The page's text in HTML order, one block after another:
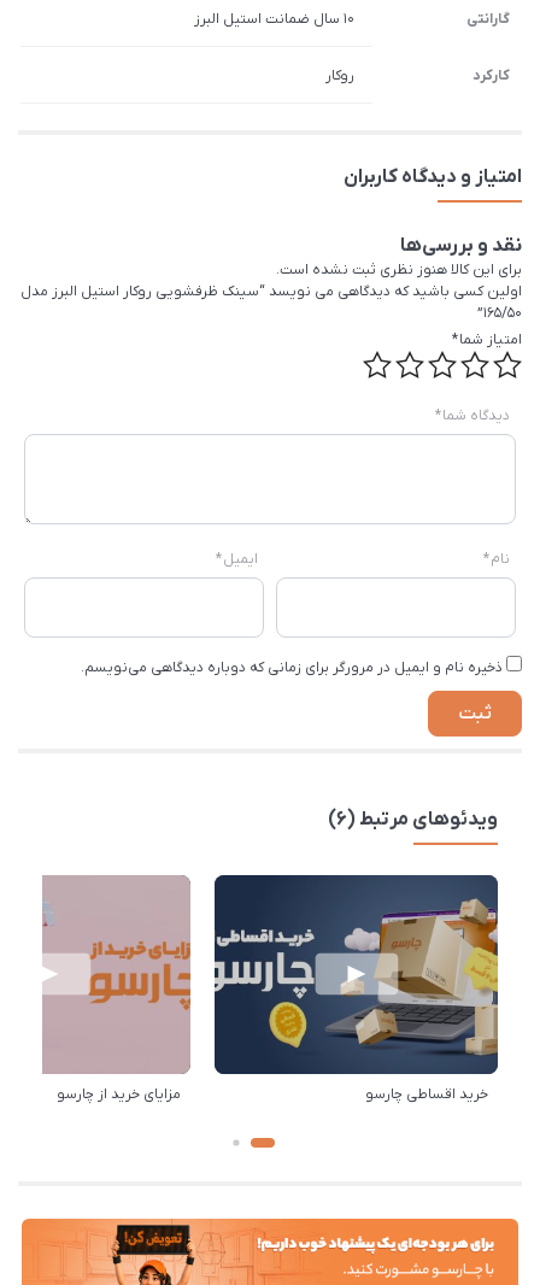
گارانتی 10 سال ضمانت استیل البرز
کارکرد روکار
امتیاز و دیدگاه کاربران
نقد و بررسی‌ها
برای این کالا هنوز نظری ثبت نشده است.
اولین کسی باشید که دیدگاهی می نویسد “سينک ظرفشویی روکار استیل البرز مدل
165/50”
امتیاز شما*
دیدگاه شما*
نام* ایمیل*
ذخیره نام و ایمیل در مرورگر برای زمانی که دوباره دیدگاهی می‌نویسم.
ویدئوهای مرتبط (6)
خرید اقساطی چارسو مزایای خرید از چارسو